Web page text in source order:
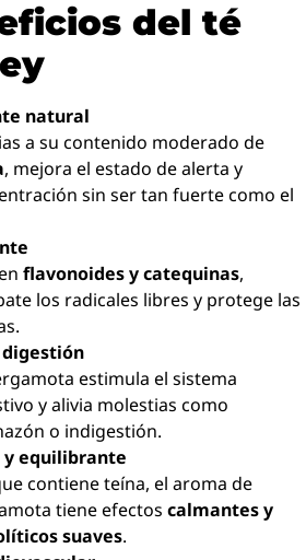
del té
natural
a su contenido moderado de
, mejora el estado de alerta y
sin ser tan fuerte como el
flavonoides y catequinas,
los radicales libres y protege las
estimula el sistema
y alivia molestias como
o indigestión.
y equilibrante
contiene teína, el aroma de
tiene efectos calmantes y
suaves.